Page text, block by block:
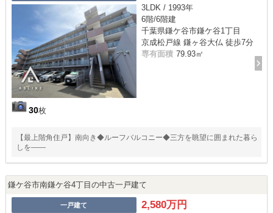
30枚
3LDK / 1993年
6階/6階建
千葉県鎌ケ谷市鎌ケ谷1丁目
京成松戸線 鎌ヶ谷大仏 徒歩7分
専有面積 79.93㎡
【最上階角住戸】南向き◆ルーフバルコニー◆三方を眺望に囲まれた暮ら
しを――
鎌ケ谷市南鎌ケ谷4丁目の中古一戸建て
一戸建て 2,580万円